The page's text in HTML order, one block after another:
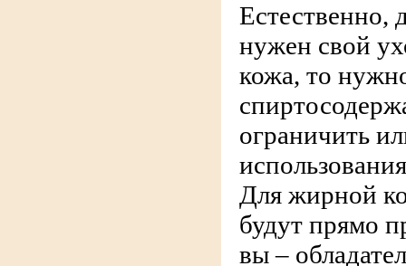
Естественно,
нужен свой
кожа, то
ограничить
Для жирной
будут прямо
вы –